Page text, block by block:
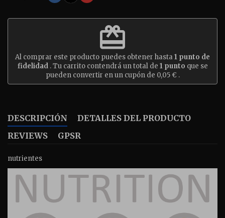
redeem
Al comprar este producto puedes obtener hasta1 punto de
fidelidad. Tu carrito contendrá un total de 1punto que se
pueden convertir en un cupón de 0,05 € .
DESCRIPCIÓN
DETALLES DEL PRODUCTO
REVIEWS
GPSR
nutrientes